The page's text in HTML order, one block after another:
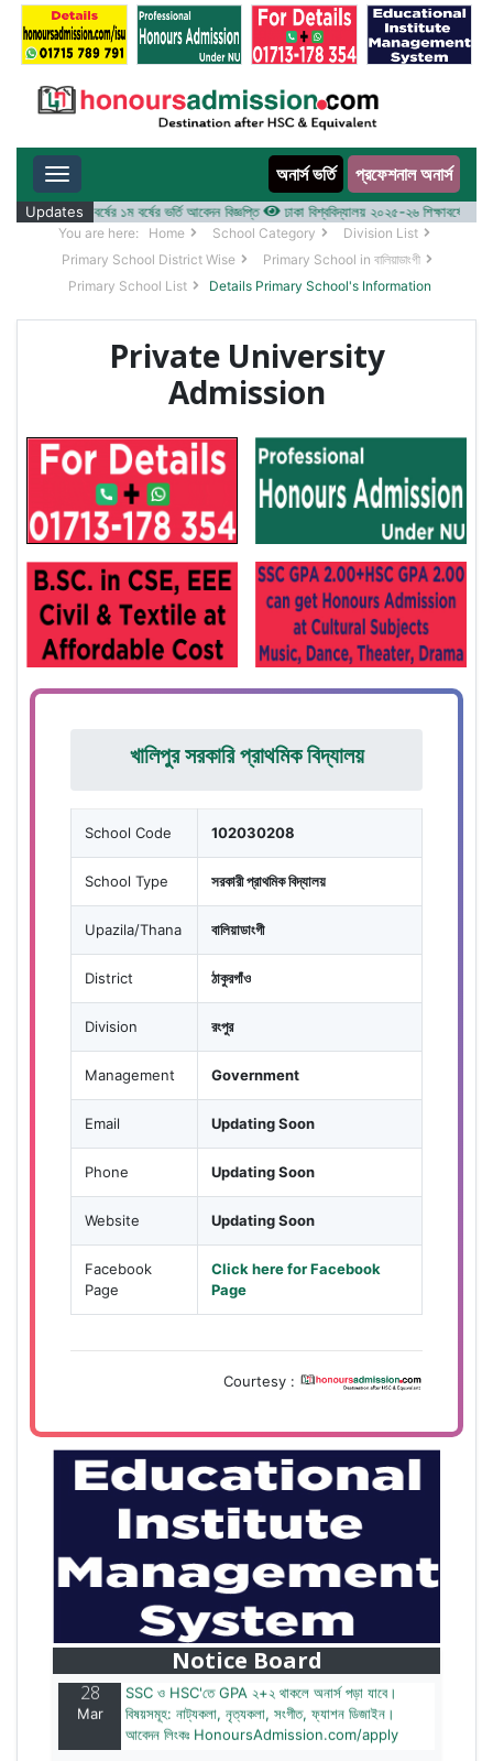
Toggle navigation অনার্স ভর্তি প্রফেশনাল অনার্স
Updates
২০২৫-২৬ শিক্ষাবর্ষের ১ম বর্ষের ভর্তি আবেদন বিজ্ঞপ্তি ঢাকা বিশ্ববিদ্যালয় ২০২৫-২৬ শিক্ষাবর্ষে
You are here: Home School Category
Division List
Primary School District Wise
Primary School in বালিয়াডাংগী
Primary School List
Details Primary School's Information
Private University
Admission
খালিপুর সরকারি প্রাথমিক বিদ্যালয়
School Code 102030208
School Type সরকারী প্রাথমিক বিদ্যালয়
Upazila/Thana বালিয়াডাংগী
District ঠাকুরগাঁও
Division রংপুর
Management Government
Email Updating Soon
Phone Updating Soon
Website Updating Soon
Facebook
Page
Click here for Facebook
Page
Courtesy :
Notice Board
বাজেটের মধ্যে প্রাইভেট ইউনিভার্সিটিতে অনার্স পড়ার সুযোগ।
২০টির অধিক বিষয়, ৪ বছরে মোট খরচ ২ লক্ষ থেকে ৫ লক্ষ টাকা।
আবেদন লিংকঃ HonoursAdmission.com/apply
28
Mar
SSC ও HSC'তে GPA ২+২ থাকলে অনার্স পড়া যাবে।
বিষয়সমূহ: নাট্যকলা, নৃত্যকলা, সংগীত, ফ্যাশন ডিজাইন।
আবেদন লিংকঃ HonoursAdmission.com/apply